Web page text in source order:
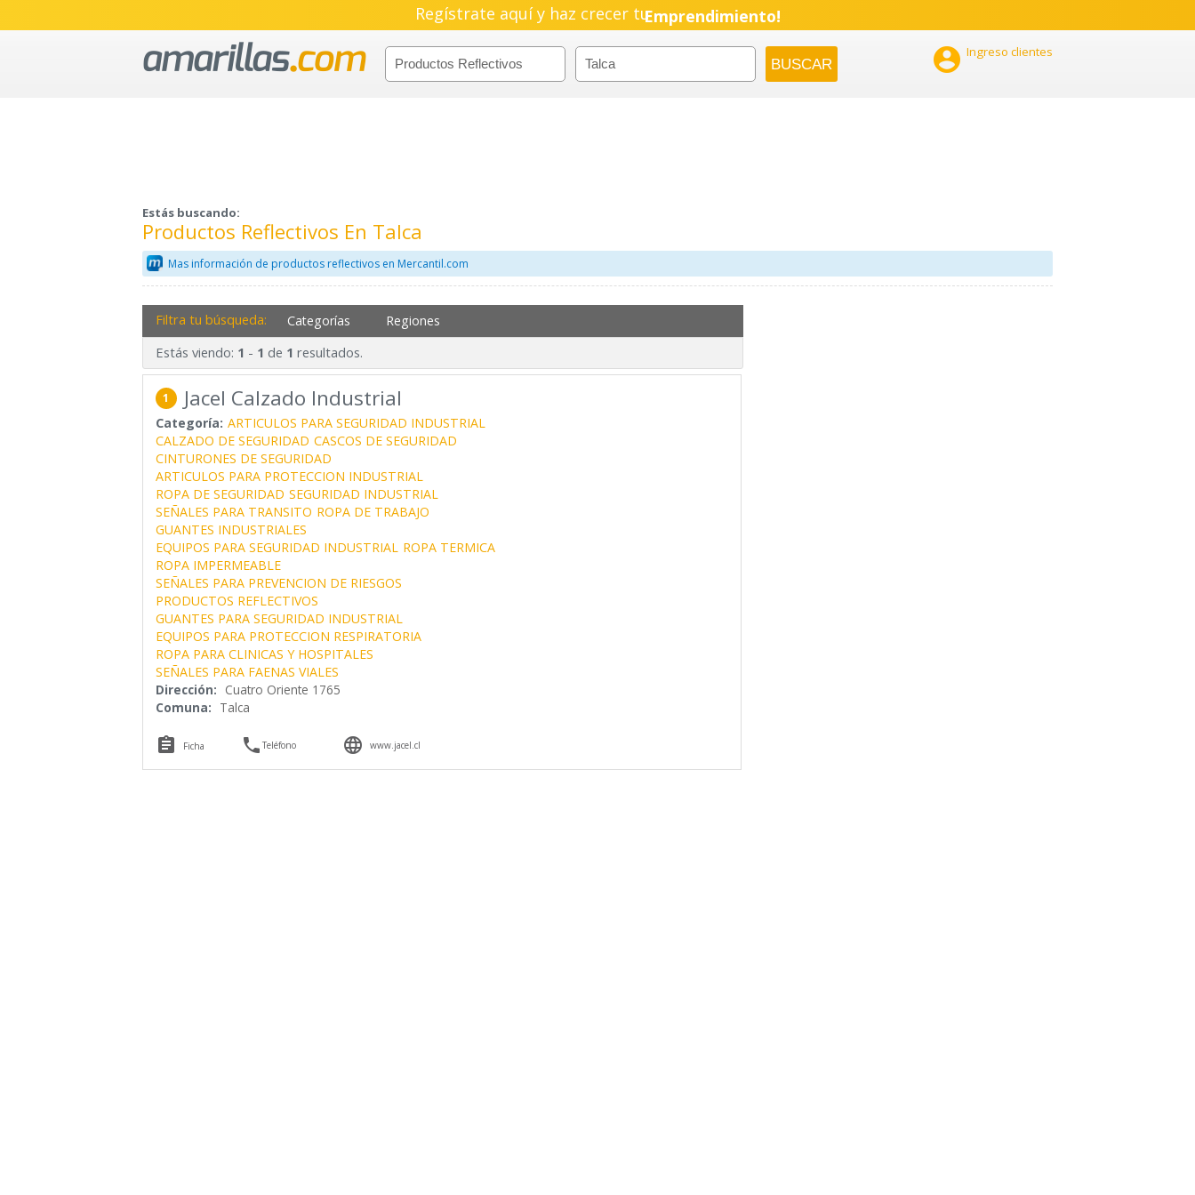
Regístrate aquí y haz crecer tuEmprendimiento!
 Ingreso clientes
Estás buscando:
Productos Reflectivos En Talca
Mas información de productos reflectivos en Mercantil.com
Filtra tu búsqueda: Categorías Regiones
Estás viendo: 1 - 1 de 1 resultados.
1 Jacel Calzado Industrial
Categoría: ARTICULOS PARA SEGURIDAD INDUSTRIAL
CALZADO DE SEGURIDAD CASCOS DE SEGURIDAD
CINTURONES DE SEGURIDAD
ARTICULOS PARA PROTECCION INDUSTRIAL
ROPA DE SEGURIDAD SEGURIDAD INDUSTRIAL
SEÑALES PARA TRANSITO ROPA DE TRABAJO
GUANTES INDUSTRIALES
EQUIPOS PARA SEGURIDAD INDUSTRIAL ROPA TERMICA
ROPA IMPERMEABLE
SEÑALES PARA PREVENCION DE RIESGOS
PRODUCTOS REFLECTIVOS
GUANTES PARA SEGURIDAD INDUSTRIAL
EQUIPOS PARA PROTECCION RESPIRATORIA
ROPA PARA CLINICAS Y HOSPITALES
SEÑALES PARA FAENAS VIALES
Dirección: Cuatro Oriente 1765
Comuna: Talca
 Ficha Teléfono  www.jacel.cl